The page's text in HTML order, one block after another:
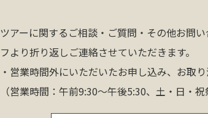
ツアーに関するご相談・ご質問・その他お問
フより折り返しご連絡させていただきます。
・営業時間外にいただいたお申し込み、お取
（営業時間：午前9:30～午後5:30、土・日・